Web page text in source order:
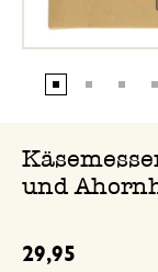
und
29,95